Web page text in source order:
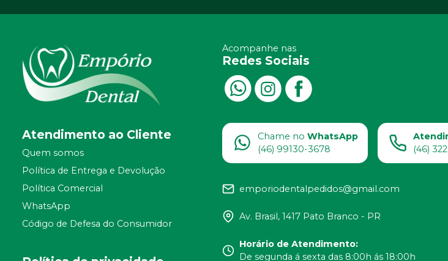
Atendimento ao Cliente
Quem somos
Política de Entrega e Devolução
Política Comercial
WhatsApp
Código de Defesa do Consumidor
Acompanhe nas
Redes Sociais
Chame no WhatsApp
(46) 99130-3678
(46)
emporiodentalpedidos@gmail.com
Av. Brasil, 1417 Pato Branco - PR
Horário de Atendimento:
De segunda á sexta das 8:00h ás 18:00h